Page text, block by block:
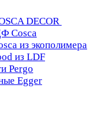
DECOR
Cosca
из экополимера
из LDF
Pergo
Egger